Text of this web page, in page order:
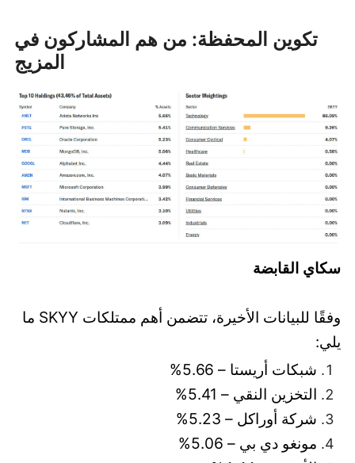
تكوين المحفظة: من هم المشاركون في
المزيج
سكاي القابضة
وفقًا للبيانات الأخيرة، تتضمن أهم ممتلكات SKYY ما
يلي:
شبكات أريستا – 5.66%
التخزين النقي – 5.41%
شركة أوراكل – 5.23%
مونغو دي بي – 5.06%